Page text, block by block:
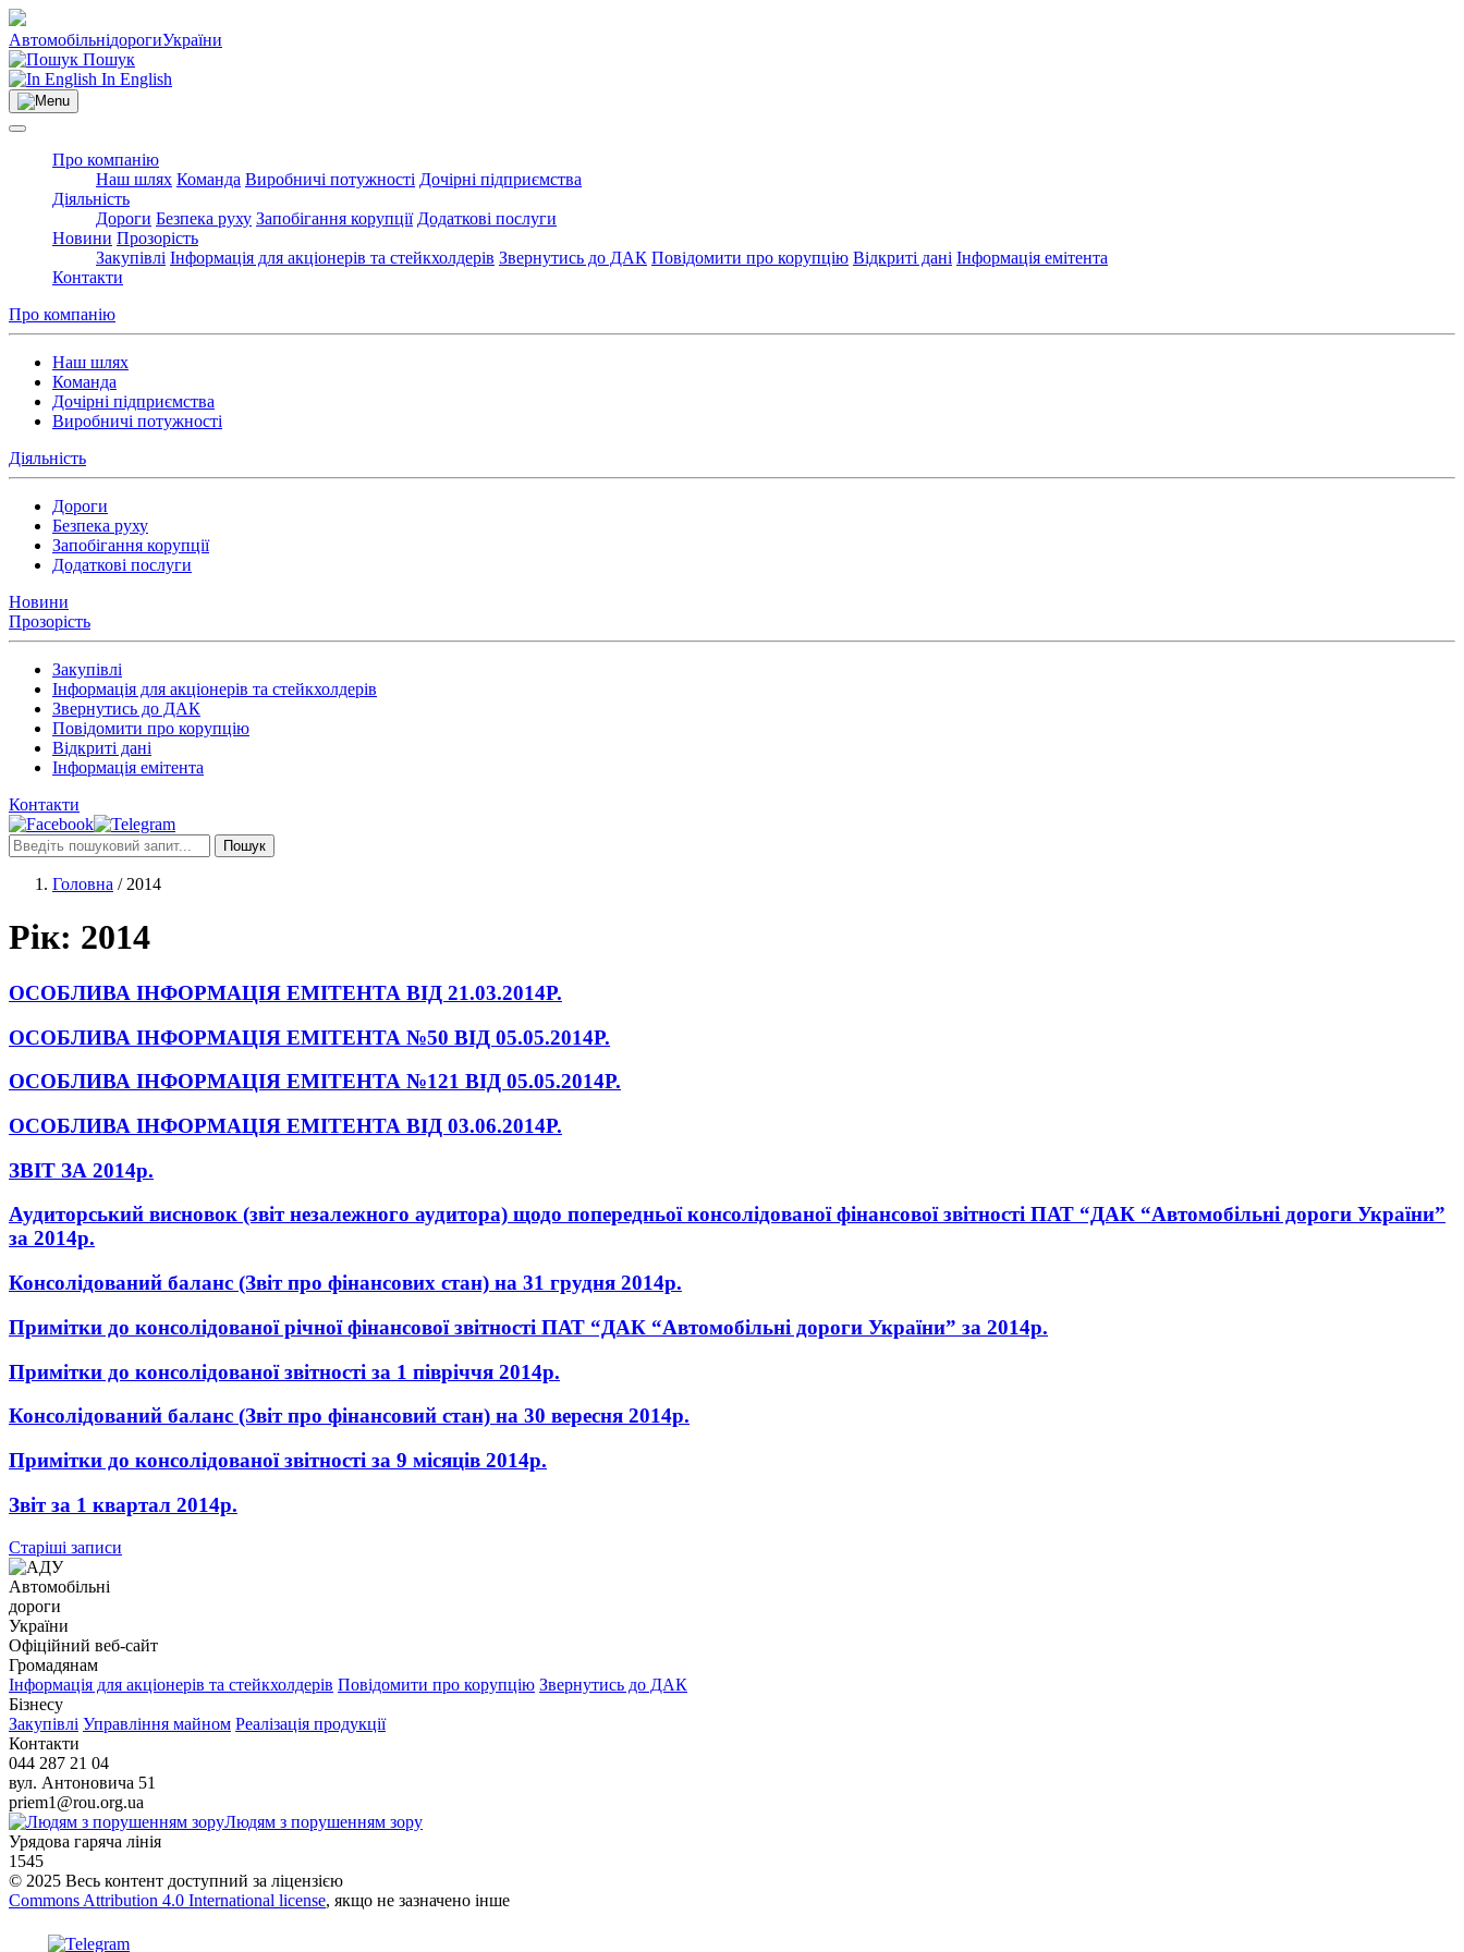
АвтомобільнідорогиУкраїни
Пошук
In English
Про компанію
Наш шлях Команда Виробничі потужності Дочірні підприємства
Діяльність
Дороги Безпека руху Запобігання корупції Додаткові послуги
Новини Прозорість
Закупівлі Інформація для акціонерів та стейкхолдерів Звернутись до ДАК Повідомити про корупцію Відкриті дані Інформація емітента
Контакти
Про компанію
Наш шлях
Команда
Дочірні підприємства
Виробничі потужності
Діяльність
Дороги
Безпека руху
Запобігання корупції
Додаткові послуги
Новини
Прозорість
Закупівлі
Інформація для акціонерів та стейкхолдерів
Звернутись до ДАК
Повідомити про корупцію
Відкриті дані
Інформація емітента
Контакти
Пошук
Головна / 2014
Рік: 2014
ОСОБЛИВА ІНФОРМАЦІЯ ЕМІТЕНТА ВІД 21.03.2014Р.
ОСОБЛИВА ІНФОРМАЦІЯ ЕМІТЕНТА №50 ВІД 05.05.2014Р.
ОСОБЛИВА ІНФОРМАЦІЯ ЕМІТЕНТА №121 ВІД 05.05.2014Р.
ОСОБЛИВА ІНФОРМАЦІЯ ЕМІТЕНТА ВІД 03.06.2014Р.
ЗВІТ ЗА 2014р.
Аудиторський висновок (звіт незалежного аудитора) щодо попередньої консолідованої фінансової звітності ПАТ “ДАК “Автомобільні дороги України”
за 2014р.
Консолідований баланс (Звіт про фінансових стан) на 31 грудня 2014р.
Примітки до консолідованої річної фінансової звітності ПАТ “ДАК “Автомобільні дороги України” за 2014р.
Примітки до консолідованої звітності за 1 півріччя 2014р.
Консолідований баланс (Звіт про фінансовий стан) на 30 вересня 2014р.
Примітки до консолідованої звітності за 9 місяців 2014р.
Звіт за 1 квартал 2014р.
Навігація
за
записами
Старіші записи
Автомобільні
дороги
України
Офіційний веб‑сайт
Громадянам
Інформація для акціонерів та стейкхолдерів Повідомити про корупцію Звернутись до ДАК
Бізнесу
Закупівлі Управління майном Реалізація продукції
Контакти
044 287 21 04
вул. Антоновича 51
priem1@rou.org.ua
Людям з порушенням зору
Урядова гаряча лінія
1545
© 2025 Весь контент доступний за ліцензією
Commons Attribution 4.0 International license, якщо не зазначено інше